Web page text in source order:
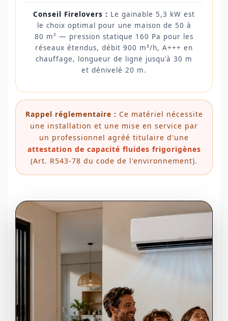
Conseil Firelovers : Le gainable 5,3 kW est
le choix optimal pour une maison de 50 à
80 m² — pression statique 160 Pa pour les
réseaux étendus, débit 900 m³/h, A+++ en
chauffage, longueur de ligne jusqu'à 30 m
et dénivelé 20 m.
Rappel réglementaire : Ce matériel nécessite
une installation et une mise en service par
un professionnel agréé titulaire d'une
attestation de capacité fluides frigorigènes
(Art. R543-78 du code de l'environnement).